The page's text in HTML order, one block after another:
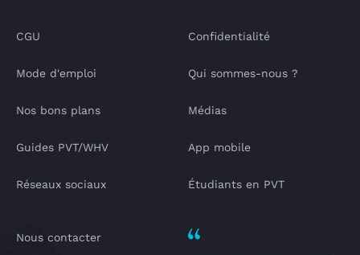
CGU
Mode d'emploi
Nos bons plans
Guides PVT/WHV
Réseaux sociaux
Confidentialité
Qui sommes-nous ?
Médias
App mobile
Étudiants en PVT
Nous contacter